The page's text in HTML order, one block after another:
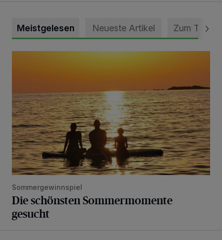
Meistgelesen Neueste Artikel Zum Thema
Die schönsten Sommermomente gesucht
Sommergewinnspiel
Die schönsten Sommermomente
gesucht